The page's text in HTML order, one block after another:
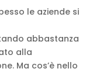
le aziende si
abbastanza
alla
Ma cos’è nello